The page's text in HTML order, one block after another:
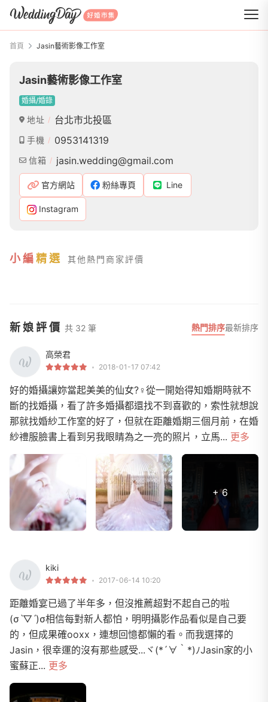
WeddingDay 好婚市集
首頁 Jasin藝術影像工作室
Jasin藝術影像工作室
婚攝/婚錄
地址 台北市北投區
手機 0953141319
信箱 jasin.wedding@gmail.com
官方網站 粉絲專頁 Line
Instagram
小編精選 其他熱門商家評價
新娘評價 共 32 筆 熱門排序最新排序
高榮君
2018-01-17 07:42
好的婚攝讓妳當起美美的仙女?‍♀️從一開始得知婚期時就不
斷的找婚攝，看了許多婚攝都還找不到喜歡的，索性就想說
那就找婚紗工作室的好了，但就在距離婚期三個月前，在婚
紗禮服臉書上看到另我眼睛為之一亮的照片，立馬... 更多
+ 6
kiki
2017-06-14 10:20
距離婚宴已過了半年多，但沒推薦超對不起自己的啦
(σˋ▽ˊ)σ相信每對新人都怕，明明攝影作品看似是自己要
的，但成果確ooxx，連想回憶都懶的看。而我選擇的
Jasin，很幸運的沒有那些感受...ヾ(*´∀｀*)ﾉJasin家的小
蜜蘇正... 更多